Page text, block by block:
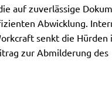
auf zuverlässige
Abwicklung.
senkt die Hürden
zur Abmilderung des